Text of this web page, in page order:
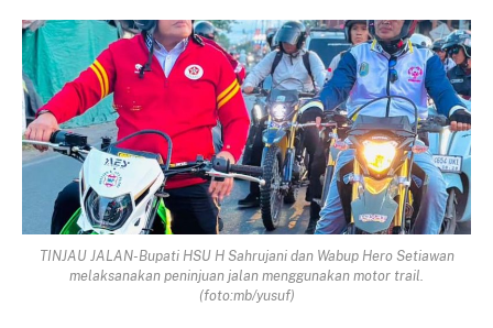
TINJAU JALAN-Bupati HSU H Sahrujani dan Wabup Hero Setiawan
melaksanakan peninjuan jalan menggunakan motor trail.
(foto:mb/yusuf)